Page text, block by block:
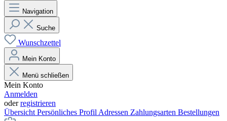
Navigation
Suche
Wunschzettel
Mein Konto
Menü schließen
Mein Konto
Anmelden
oderregistrieren
Übersicht Persönliches Profil Adressen Zahlungsarten Bestellungen